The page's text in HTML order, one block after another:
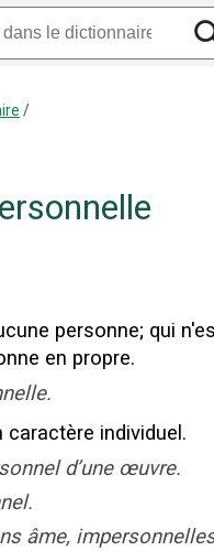
/
personne; qui
en propre.
caractère individuel.
d’une œuvre.
âme,